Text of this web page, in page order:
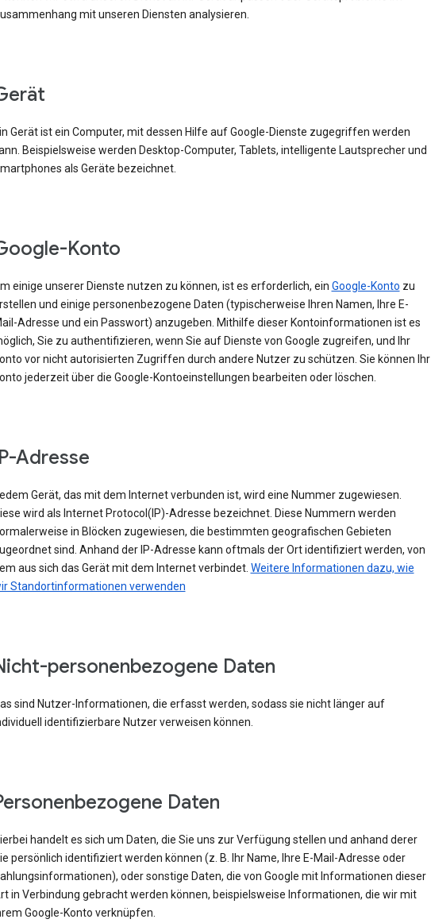
mit unseren Diensten analysieren.
Gerät ist ein Computer, mit dessen Hilfe auf Google-Dienste zugegriffen werden
Beispielsweise werden Desktop-Computer, Tablets, intelligente Lautsprecher und
als Geräte bezeichnet.
Konto
einige unserer Dienste nutzen zu können, ist es erforderlich, ein Google-Konto zu
und einige personenbezogene Daten (typischerweise Ihren Namen, Ihre E-
Adresse und ein Passwort) anzugeben. Mithilfe dieser Kontoinformationen ist es
Sie zu authentifizieren, wenn Sie auf Dienste von Google zugreifen, und Ihr
vor nicht autorisierten Zugriffen durch andere Nutzer zu schützen. Sie können Ihr
jederzeit über die Google-Kontoeinstellungen bearbeiten oder löschen.
Adresse
Gerät, das mit dem Internet verbunden ist, wird eine Nummer zugewiesen.
wird als Internet Protocol(IP)-Adresse bezeichnet. Diese Nummern werden
in Blöcken zugewiesen, die bestimmten geografischen Gebieten
sind. Anhand der IP-Adresse kann oftmals der Ort identifiziert werden, von
aus sich das Gerät mit dem Internet verbindet. Weitere Informationen dazu, wie
Standortinformationen verwenden
personenbezogene Daten
sind Nutzer-Informationen, die erfasst werden, sodass sie nicht länger auf
identifizierbare Nutzer verweisen können.
Daten
handelt es sich um Daten, die Sie uns zur Verfügung stellen und anhand derer
persönlich identifiziert werden können (z. B. Ihr Name, Ihre E-Mail-Adresse oder
oder sonstige Daten, die von Google mit Informationen dieser
in Verbindung gebracht werden können, beispielsweise Informationen, die wir mit
Google-Konto verknüpfen.